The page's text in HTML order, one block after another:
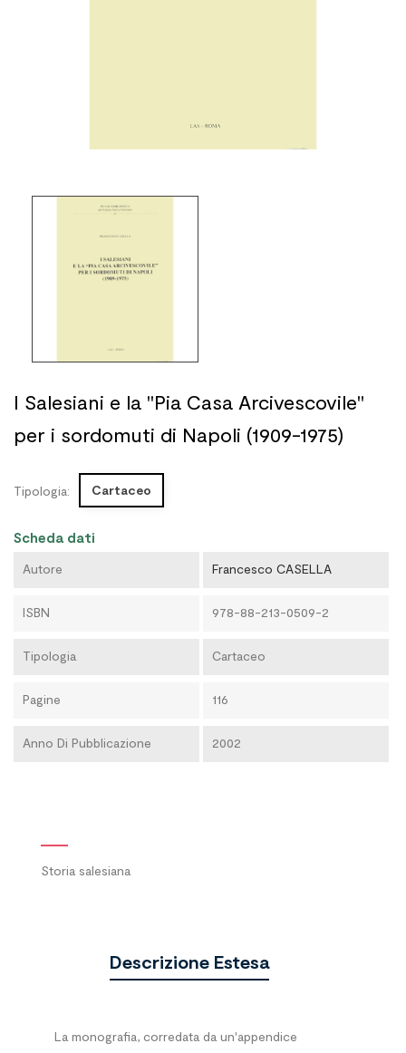
I Salesiani e la "Pia Casa Arcivescovile"
per i sordomuti di Napoli (1909-1975)
Tipologia: Cartaceo
Scheda dati
Autore Francesco CASELLA
ISBN 978-88-213-0509-2
Tipologia Cartaceo
Pagine 116
Anno Di Pubblicazione 2002
Storia salesiana
Descrizione Estesa
La monografia, corredata da un'appendice